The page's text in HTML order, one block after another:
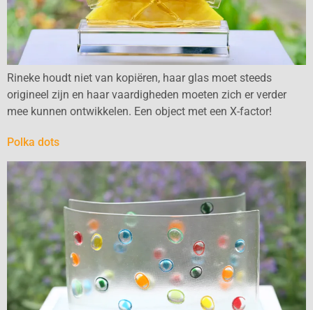
Rineke houdt niet van kopiëren, haar glas moet steeds
origineel zijn en haar vaardigheden moeten zich er verder
mee kunnen ontwikkelen. Een object met een X-factor!
Polka dots